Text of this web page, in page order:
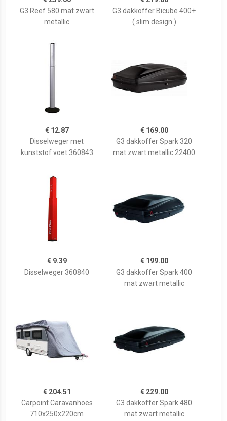
G3 Reef 580 mat zwart
metallic
G3 dakkoffer Bicube 400+
( slim design )
€ 12.87
Disselweger met
kunststof voet 360843
€ 169.00
G3 dakkoffer Spark 320
mat zwart metallic 22400
€ 9.39
Disselweger 360840
€ 199.00
G3 dakkoffer Spark 400
mat zwart metallic
€ 204.51
Carpoint Caravanhoes
710x250x220cm
€ 229.00
G3 dakkoffer Spark 480
mat zwart metallic